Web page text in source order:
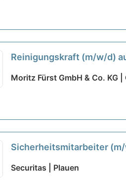
Reinigungskraft (m/w/d)
Moritz Fürst GmbH & Co. KG |
Sicherheitsmitarbeiter
Securitas | Plauen